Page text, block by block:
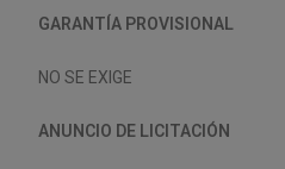
GARANTÍA PROVISIONAL
NO SE EXIGE
ANUNCIO DE LICITACIÓN